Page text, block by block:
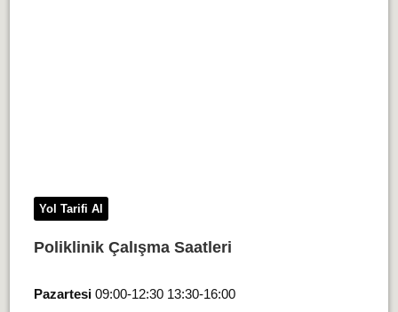
Yol Tarifi Al
Poliklinik Çalışma Saatleri
Pazartesi09:00-12:30 13:30-16:00